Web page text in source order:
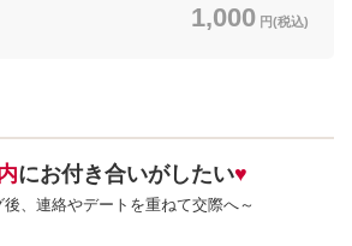
1,000 円(税込)
にお付き合いがしたい♥
後、連絡やデートを重ねて交際へ～